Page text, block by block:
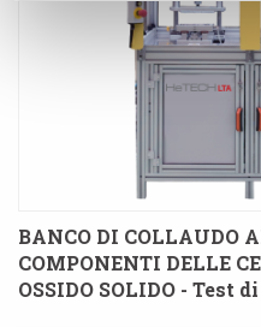
BANCO DI COLLAUDO
COMPONENTI DELLE
OSSIDO SOLIDO - Test